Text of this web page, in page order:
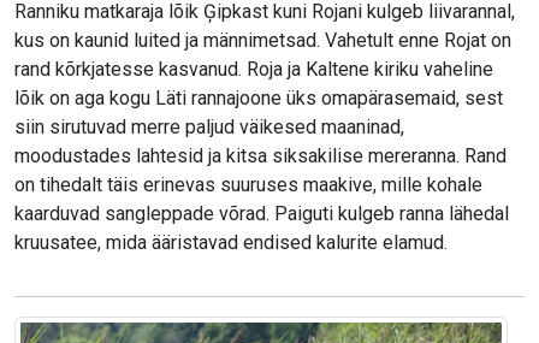
Ranniku matkaraja lõik Ģipkast kuni Rojani kulgeb liivarannal,
kus on kaunid luited ja männimetsad. Vahetult enne Rojat on
rand kõrkjatesse kasvanud. Roja ja Kaltene kiriku vaheline
lõik on aga kogu Läti rannajoone üks omapärasemaid, sest
siin sirutuvad merre paljud väikesed maaninad,
moodustades lahtesid ja kitsa siksakilise mereranna. Rand
on tihedalt täis erinevas suuruses maakive, mille kohale
kaarduvad sangleppade võrad. Paiguti kulgeb ranna lähedal
kruusatee, mida ääristavad endised kalurite elamud.